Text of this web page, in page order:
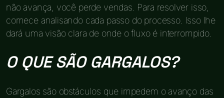
não avança, você perde vendas. Para resolver isso,
comece analisando cada passo do processo. Isso lhe
dará uma visão clara de onde o fluxo é interrompido.
O QUE SÃO GARGALOS?
Gargalos são obstáculos que impedem o avanço das